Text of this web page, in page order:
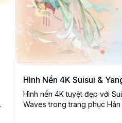
Hình Nền 4K Suisui &
Hình nền 4K tuyệt đẹp với
Waves trong trang phục